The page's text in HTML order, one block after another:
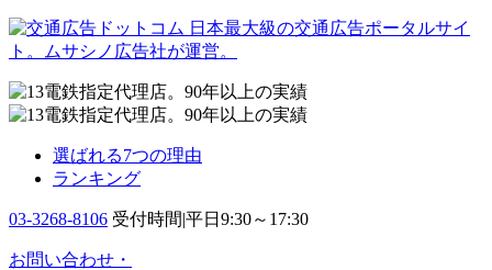
日本最大級の交通広告ポータルサイ
ト。ムサシノ広告社が運営。
選ばれる7つの理由
ランキング
03-3268-8106 受付時間|平日9:30～17:30
お問い合わせ・